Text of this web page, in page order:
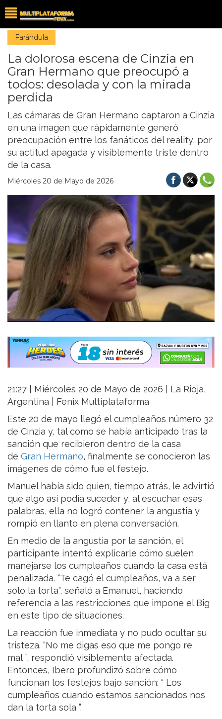
Farándula
La dolorosa escena de Cinzia en
Gran Hermano que preocupó a
todos: desolada y con la mirada
perdida
Las cámaras de Gran Hermano captaron a Cinzia
en una imagen que rápidamente generó
preocupación entre los fanáticos del reality, por
su actitud apagada y visiblemente triste dentro
de la casa.
Miércoles 20 de Mayo de 2026
21:27 | Miércoles 20 de Mayo de 2026 | La Rioja,
Argentina | Fenix Multiplataforma
Este 20 de mayo llegó el cumpleaños número 32
de Cinzia y, tal como se había anticipado tras la
sanción que recibieron dentro de la casa
de Gran Hermano, finalmente se conocieron las
imágenes de cómo fue el festejo.
Manuel había sido quien, tiempo atrás, le advirtió
que algo así podía suceder y, al escuchar esas
palabras, ella no logró contener la angustia y
rompió en llanto en plena conversación.
En medio de la angustia por la sanción, el
participante intentó explicarle cómo suelen
manejarse los cumpleaños cuando la casa está
penalizada. “Te cagó el cumpleaños, va a ser
solo la torta”, señaló a Emanuel, haciendo
referencia a las restricciones que impone el Big
en este tipo de situaciones.
La reacción fue inmediata y no pudo ocultar su
tristeza. “No me digas eso que me pongo re
mal ”, respondió visiblemente afectada.
Entonces, Ibero profundizó sobre cómo
funcionan los festejos bajo sanción: “ Los
cumpleaños cuando estamos sancionados nos
dan la torta sola ”.